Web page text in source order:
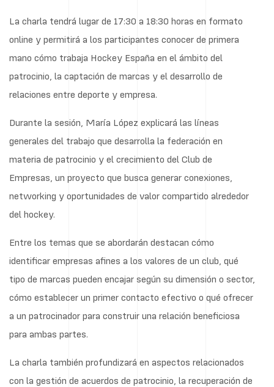
La charla tendrá lugar de 17:30 a 18:30 horas en formato
online y permitirá a los participantes conocer de primera
mano cómo trabaja Hockey España en el ámbito del
patrocinio, la captación de marcas y el desarrollo de
relaciones entre deporte y empresa.
Durante la sesión, María López explicará las líneas
generales del trabajo que desarrolla la federación en
materia de patrocinio y el crecimiento del Club de
Empresas, un proyecto que busca generar conexiones,
networking y oportunidades de valor compartido alrededor
del hockey.
Entre los temas que se abordarán destacan cómo
identificar empresas afines a los valores de un club, qué
tipo de marcas pueden encajar según su dimensión o sector,
cómo establecer un primer contacto efectivo o qué ofrecer
a un patrocinador para construir una relación beneficiosa
para ambas partes.
La charla también profundizará en aspectos relacionados
con la gestión de acuerdos de patrocinio, la recuperación de